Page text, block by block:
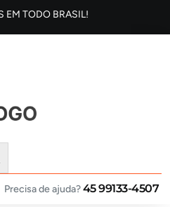
EM TODO BRASIL!
Precisa de ajuda?45 99133-4507